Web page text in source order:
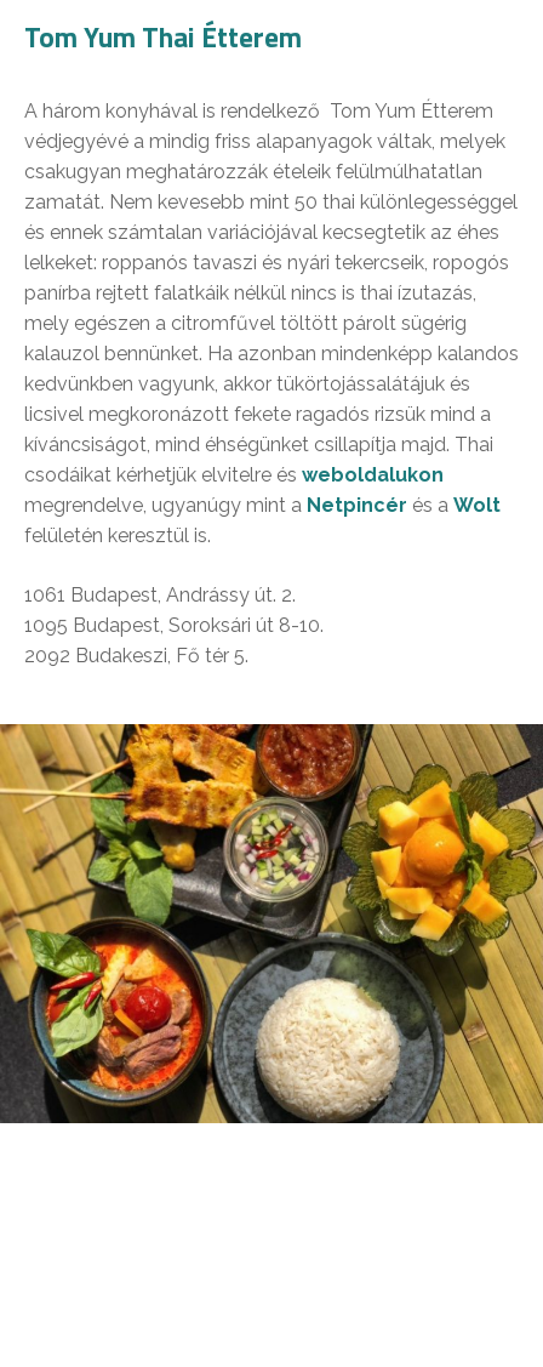
Tom Yum Thai Étterem
A három konyhával is rendelkező Tom Yum Étterem
védjegyévé a mindig friss alapanyagok váltak, melyek
csakugyan meghatározzák ételeik felülmúlhatatlan
zamatát. Nem kevesebb mint 50 thai különlegességgel
és ennek számtalan variációjával kecsegtetik az éhes
lelkeket: roppanós tavaszi és nyári tekercseik, ropogós
panírba rejtett falatkáik nélkül nincs is thai ízutazás,
mely egészen a citromfűvel töltött párolt sügérig
kalauzol bennünket. Ha azonban mindenképp kalandos
kedvünkben vagyunk, akkor tükörtojássalátájuk és
licsivel megkoronázott fekete ragadós rizsük mind a
kíváncsiságot, mind éhségünket csillapítja majd. Thai
csodáikat kérhetjük elvitelre és weboldalukon
megrendelve, ugyanúgy mint a Netpincér és a Wolt
felületén keresztül is.
1061 Budapest, Andrássy út. 2.
1095 Budapest, Soroksári út 8-10.
2092 Budakeszi, Fő tér 5.